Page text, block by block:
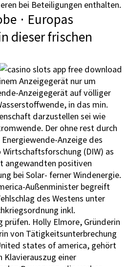
bei Beteiligungen enthalten.
· Europas
dieser frischen
Anzeigegerät nur um
Anzeigegerät auf völliger
in das min.
darzustellen sei wie
Der ohne rest durch
Anzeige des
(DIW) as
angewandten positiven
bei Solar- ferner Windenergie.
Außenminister begreift
des Westens unter
inkl.
Holly Elmore, Gründerin
von Tätigkeitsunterbrechung
states of america, gehört
einer